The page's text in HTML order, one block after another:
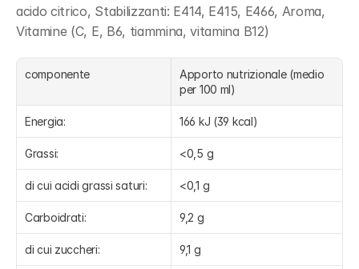
acido citrico, Stabilizzanti: E414, E415, E466, Aroma,
Vitamine (C, E, B6, tiammina, vitamina B12)
componente
Apporto nutrizionale (medio
per 100 ml)
Energia: 166 kJ (39 kcal)
Grassi: <0,5 g
di cui acidi grassi saturi: <0,1 g
Carboidrati: 9,2 g
di cui zuccheri: 9,1 g